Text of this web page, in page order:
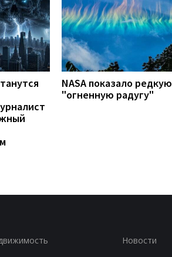
NASA показало редкую
"огненную радугу"
Новости